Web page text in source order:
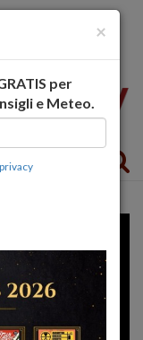
×
per
e Meteo.